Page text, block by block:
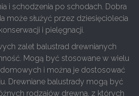
i schodzenia po schodach. Dobra
może służyć przez dziesięciolecia
i pielęgnacji.
zalet balustrad drewnianych
Mogą być stosowane w wielu
i można je dostosować
Drewniane balustrady mogą być
rodzajów drewna, z których